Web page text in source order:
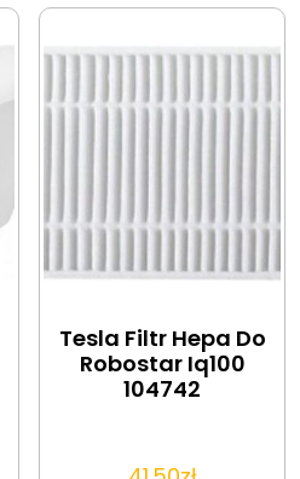
Tesla Filtr Hepa Do
Robostar Iq100
104742